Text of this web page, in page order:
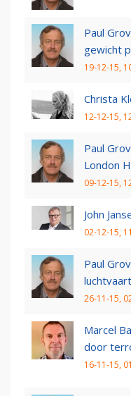
Paul
gewicht
19-12-15,
Christa
12-12-15,
Paul
London
09-12-15,
John
02-12-15,
Paul
26-11-15,
Marcel
door
16-11-15,